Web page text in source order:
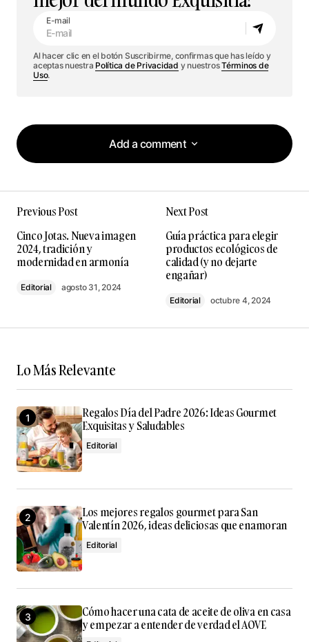
E-mail
Al hacer clic en el botón Suscribirme, confirmas que has leído y
aceptas nuestra Política de Privacidad y nuestrosTérminos de
Uso.
Add a comment
Add a comment
publicada. Los campos obligatorios están
marcados con
Comment*
Your Name*
Your E-mail*
Guarda mi nombre, correo electrónico y web en este
navegador para la próxima vez que comente.
Submit Comment
Previous Post
Cinco Jotas. Nueva imagen
2024, tradición y
modernidad en armonía
Editorial agosto 31, 2024
Next Post
Guía práctica para elegir
productos ecológicos de
calidad (y no dejarte
engañar)
Editorial octubre 4, 2024
Lo Más Relevante
Regalos Día del Padre 2026: Ideas Gourmet
Exquisitas y Saludables
Editorial
Los mejores regalos gourmet para San
Valentín 2026, ideas deliciosas que enamoran
Editorial
Cómo hacer una cata de aceite de oliva en casa
y empezar a entender de verdad el AOVE